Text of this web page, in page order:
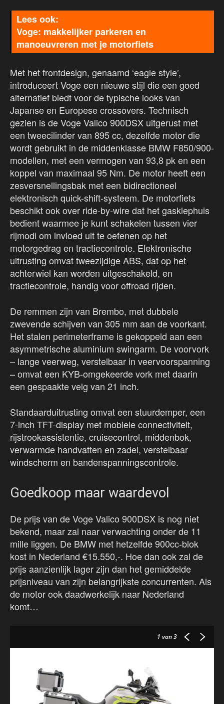
Voge: makkelijker parkeren en
manoeuvreren met je motorfiets
Met het frontdesign, genaamd ‘eagle style’,
introduceert Voge een nieuwe stijl die een goed
alternatief biedt voor de typische looks van
Japanse en Europese crossovers. Technisch
gezien is de Voge Valico 900DSX uitgerust met
een tweecilinder van 895 cc, dezelfde motor die
wordt gebruikt in de middenklasse BMW F850/900-
modellen, met een vermogen van 93,8 pk en een
koppel van maximaal 95 Nm. De motor heeft een
zesversnellingsbak met een bidirectioneel
elektronisch quick-shift-systeem. De motorfiets
beschikt ook over ride-by-wire dat het gasklephuis
bedient waarmee je kunt schakelen tussen vier
rijmodi om invloed uit te oefenen op het
motorgedrag en tractiecontrole. Elektronische
uitrusting omvat tweezijdige ABS, dat op het
achterwiel kan worden uitgeschakeld, en
tractiecontrole, handig voor offroad rijden.
De remmen zijn van Brembo, met dubbele
zwevende schijven van 305 mm aan de voorkant.
Het stalen perimeterframe is gekoppeld aan een
asymmetrische aluminium swingarm. De voorvork
– lange veerweg, verstelbaar in veervoorspanning
– omvat een KYB-omgekeerde vork met daarin
een gespaakte velg van 21 inch.
Standaarduitrusting omvat een stuurdemper, een
7-inch TFT-display met mobiele connectiviteit,
rijstrookassistentie, cruisecontrol, middenbok,
verwarmde handvatten en zadel, verstelbaar
windscherm en bandenspanningscontrole.
Goedkoop maar waardevol
De prijs van de Voge Valico 900DSX is nog niet
bekend, maar zal naar verwachting onder de 11
mille liggen. De BMW met hetzelfde 900cc-blok
kost in Nederland €15.550,-. Hoe dan ook zal de
prijs aanzienlijk lager zijn dan het gemiddelde
prijsniveau van zijn belangrijkste concurrenten. Als
de motor ook daadwerkelijk naar Nederland
komt…
1 van 3